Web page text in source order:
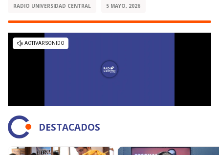
RADIO UNIVERSIDAD CENTRAL 5 MAYO, 2026
DESTACADOS